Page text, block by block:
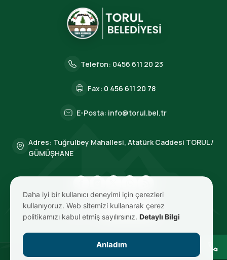
Telefon: 0456 611 20 23
Fax: 0 456 611 20 78
E-Posta: info@torul.bel.tr
Adres: Tuğrulbey Mahallesi, Atatürk Caddesi TORUL /
GÜMÜŞHANE
BIZE ULAŞIN
call
Daha iyi bir kullanıcı deneyimi için çerezleri
kullanıyoruz. Web sitemizi kullanarak çerez
politikamızı kabul etmiş sayılırsınız. Detaylı Bilgi
Anladım